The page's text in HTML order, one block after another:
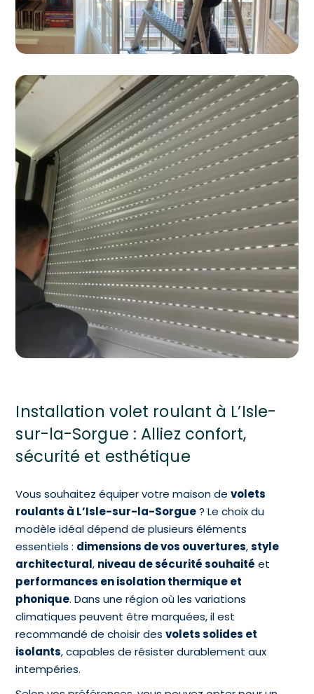
Installation volet roulant à L’Isle-
sur-la-Sorgue : Alliez confort,
sécurité et esthétique
Vous souhaitez équiper votre maison devolets
roulants à L’Isle-sur-la-Sorgue? Le choix du
modèle idéal dépend de plusieurs éléments
essentiels : dimensions de vos ouvertures,style
architectural, niveau de sécurité souhaité et
performances en isolation thermique et
phonique. Dans une région où les variations
climatiques peuvent être marquées, il est
recommandé de choisir desvolets solides et
isolants, capables de résister durablement aux
intempéries.